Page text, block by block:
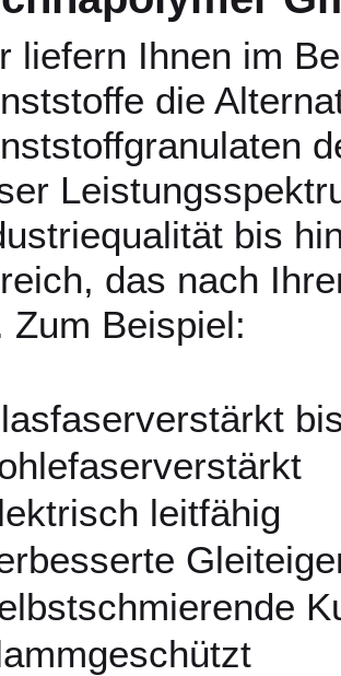
liefern Ihnen im
die
bis
das nach
Zum Beispiel:
leitfähig